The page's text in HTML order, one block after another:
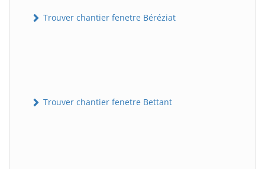
Trouver chantier fenetre Béréziat
Trouver chantier fenetre Bettant